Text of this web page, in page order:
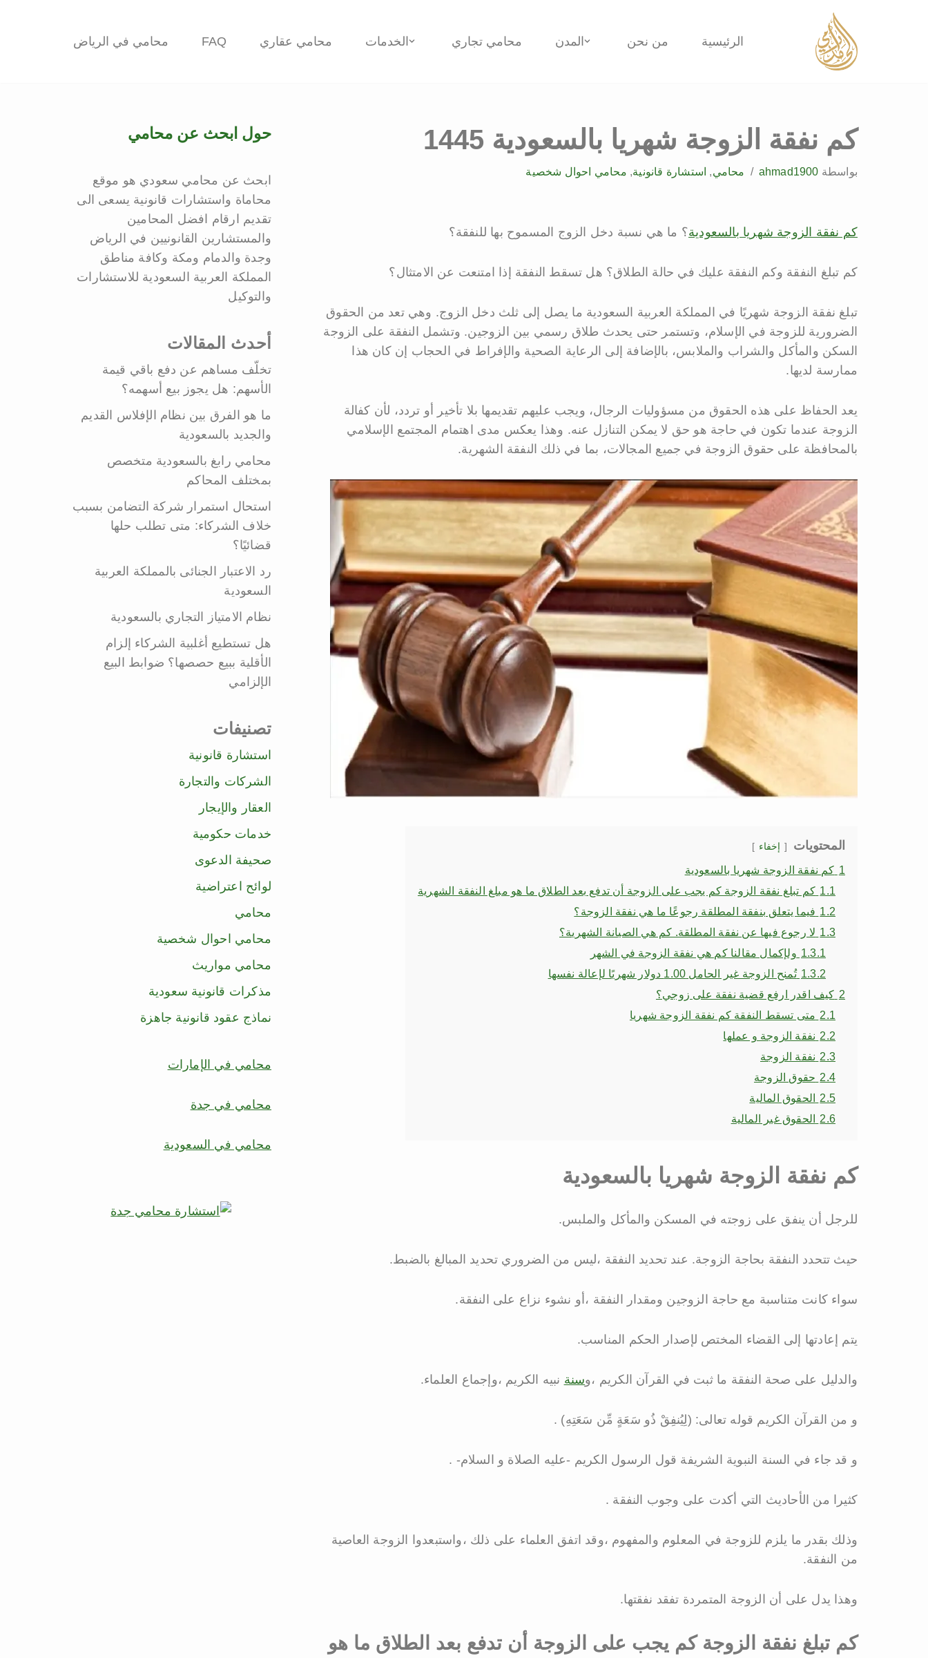
الرئيسية من نحن المدن محامي تجاري الخدمات محامي عقاري FAQ محامي في الرياض
كم نفقة الزوجة شهريا بالسعودية 1445
بواسطة ahmad1900 محامي استشارة قانونية محامي احوال شخصية
كم نفقة الزوجة شهريا بالسعودية؟ ما هي نسبة دخل الزوج المسموح بها للنفقة؟
كم تبلغ النفقة وكم النفقة عليك في حالة الطلاق؟ هل تسقط النفقة إذا امتنعت عن الامتثال؟
تبلغ نفقة الزوجة شهريًا في المملكة العربية السعودية ما يصل إلى ثلث دخل الزوج. وهي تعد من الحقوق
الضرورية للزوجة في الإسلام، وتستمر حتى يحدث طلاق رسمي بين الزوجين. وتشمل النفقة على الزوجة
السكن والمأكل والشراب والملابس، بالإضافة إلى الرعاية الصحية والإفراط في الحجاب إن كان هذا
ممارسة لديها.
يعد الحفاظ على هذه الحقوق من مسؤوليات الرجال، ويجب عليهم تقديمها بلا تأخير أو تردد، لأن كفالة
الزوجة عندما تكون في حاجة هو حق لا يمكن التنازل عنه. وهذا يعكس مدى اهتمام المجتمع الإسلامي
بالمحافظة على حقوق الزوجة في جميع المجالات، بما في ذلك النفقة الشهرية.
المحتويات إخفاء
1 كم نفقة الزوجة شهريا بالسعودية
1.1 كم تبلغ نفقة الزوجة كم يجب على الزوجة أن تدفع بعد الطلاق ما هو مبلغ النفقة الشهرية
1.2 فيما يتعلق بنفقة المطلقة رجوعًا ما هي نفقة الزوجة؟
1.3 لا رجوع فيها عن نفقة المطلقة. كم هي الصيانة الشهرية؟
1.3.1 ولإكمال مقالنا كم هي نفقة الزوجة في الشهر
1.3.2 تُمنح الزوجة غير الحامل 1.00 دولار شهريًا لإعالة نفسها
2 كيف اقدر ارفع قضية نفقة على زوجي؟
2.1 متى تسقط النفقة كم نفقة الزوجة شهريا
2.2 نفقة الزوجة و عملها
2.3 نفقة الزوجة
2.4 حقوق الزوجة
2.5 الحقوق المالية
2.6 الحقوق غير المالية
كم نفقة الزوجة شهريا بالسعودية
للرجل أن ينفق على زوجته في المسكن والمأكل والملبس.
حيث تتحدد النفقة بحاجة الزوجة. عند تحديد النفقة ،ليس من الضروري تحديد المبالغ بالضبط.
سواء كانت متناسبة مع حاجة الزوجين ومقدار النفقة ،أو نشوء نزاع على النفقة.
يتم إعادتها إلى القضاء المختص لإصدار الحكم المناسب.
والدليل على صحة النفقة ما ثبت في القرآن الكريم ،وسنة نبيه الكريم ،وإجماع العلماء.
و من القرآن الكريم قوله تعالى: (لِيُنفِقْ ذُو سَعَةٍ مِّن سَعَتِهِ) .
و قد جاء في السنة النبوية الشريفة قول الرسول الكريم -عليه الصلاة و السلام- .
كثيرا من الأحاديث التي أكدت على وجوب النفقة .
وذلك بقدر ما يلزم للزوجة في المعلوم والمفهوم ،وقد اتفق العلماء على ذلك ،واستبعدوا الزوجة العاصية
من النفقة.
وهذا يدل على أن الزوجة المتمردة تفقد نفقتها.
كم تبلغ نفقة الزوجة كم يجب على الزوجة أن تدفع بعد الطلاق ما هو
حول ابحث عن محامي
ابحث عن محامي سعودي هو موقع
محاماة واستشارات قانونية يسعى الى
تقديم ارقام افضل المحامين
والمستشارين القانونيين في الرياض
وجدة والدمام ومكة وكافة مناطق
المملكة العربية السعودية للاستشارات
والتوكيل
أحدث المقالات
تخلّف مساهم عن دفع باقي قيمة
الأسهم: هل يجوز بيع أسهمه؟
ما هو الفرق بين نظام الإفلاس القديم
والجديد بالسعودية
محامي رابغ بالسعودية متخصص
بمختلف المحاكم
استحال استمرار شركة التضامن بسبب
خلاف الشركاء: متى تطلب حلها
قضائيًا؟
رد الاعتبار الجنائى بالمملكة العربية
السعودية
نظام الامتياز التجاري بالسعودية
هل تستطيع أغلبية الشركاء إلزام
الأقلية ببيع حصصها؟ ضوابط البيع
الإلزامي
تصنيفات
استشارة قانونية
الشركات والتجارة
العقار والإيجار
خدمات حكومية
صحيفة الدعوى
لوائح اعتراضية
محامي
محامي احوال شخصية
محامي مواريث
مذكرات قانونية سعودية
نماذج عقود قانونية جاهزة
محامي في الإمارات
محامي في جدة
محامي في السعودية